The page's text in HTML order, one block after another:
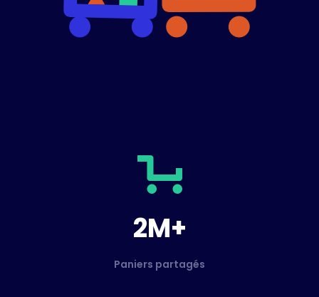
2M+
Paniers partagés